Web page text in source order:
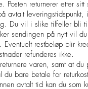
Posten returnerer etter
avtalt
Du vil i slike tilfeller bli
sendingen på nytt vil
restbeløp blir
refunderes ikke.
varen, samt at
du bare betale for
avtalt tid kan du som